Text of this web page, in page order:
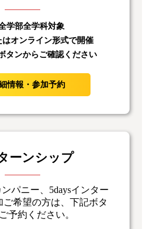
学部全学科対象
オンライン形式で開催
タンからご確認ください
情報・参加予約
ーンシップ
パニー、5daysインター
ご希望の方は、下記ボタ
予約ください。